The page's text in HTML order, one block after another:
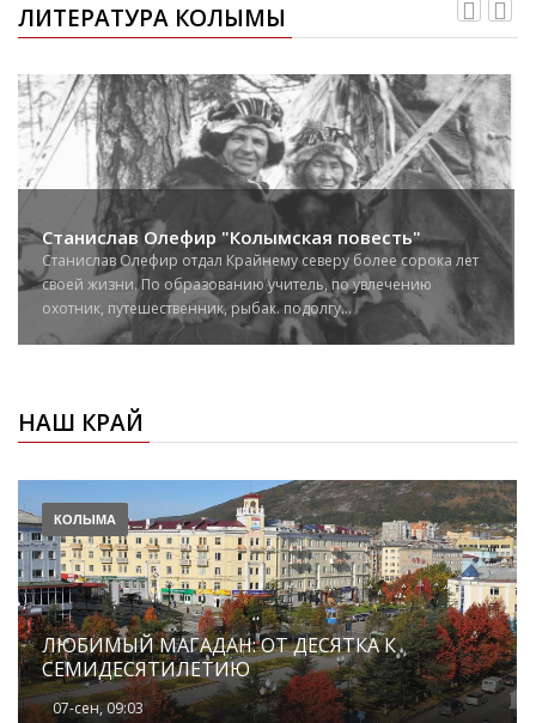
ЛИТЕРАТУРА КОЛЫМЫ
Станислав Олефир "Колымская повесть"
Станислав Олефир отдал Крайнему северу более сорока лет
своей жизни. По образованию учитель, по увлечению
охотник, путешественник, рыбак. подолгу...
НАШ КРАЙ
КОЛЫМА
ЛЮБИМЫЙ МАГАДАН: ОТ ДЕСЯТКА К
СЕМИДЕСЯТИЛЕТИЮ
07-сен, 09:03